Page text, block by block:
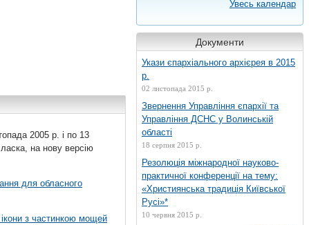
2005 р. і по 13
на нову версію
для обласного
з частинкою мощей
Увесь календар
Документи
Укази єпархіального архієрея в 2015
р.
02 листопада 2015 р.
Звернення Управління єпархії та
Управління ДСНС у Волинській
області
18 серпня 2015 р.
Резолюція міжнародної науково-
практичної конференції на тему:
«Християнська традиція Київської
Русі»*
10 червня 2015 р.